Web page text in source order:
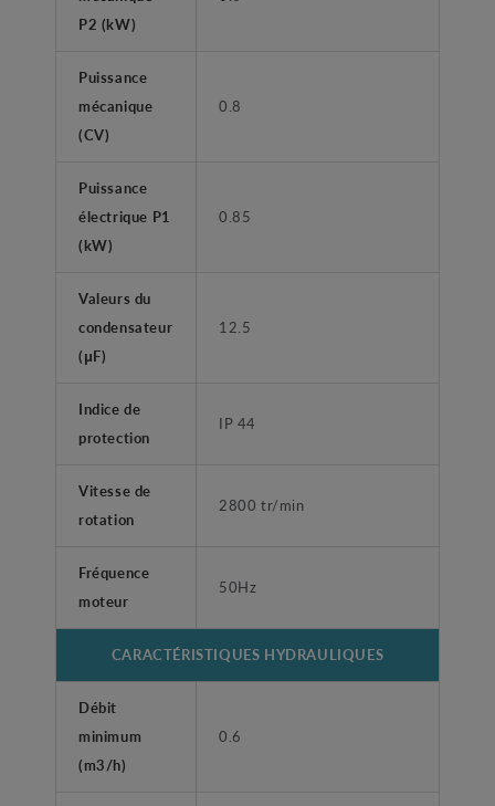
P2 (kW)
Puissance
mécanique
(CV)
0.8
Puissance
électrique P1
(kW)
0.85
Valeurs du
condensateur
(μF)
12.5
Indice de
protection
IP 44
Vitesse de
rotation
2800 tr/min
Fréquence
moteur
50Hz
CARACTÉRISTIQUES HYDRAULIQUES
Débit
minimum
(m3/h)
0.6